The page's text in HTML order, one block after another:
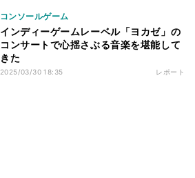
コンソールゲーム
インディーゲームレーベル「ヨカゼ」の
コンサートで心揺さぶる音楽を堪能して
きた
2025/03/30 18:35 レポート